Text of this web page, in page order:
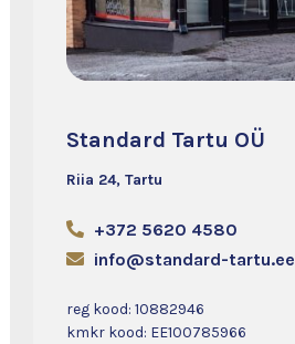
Standard Tartu OÜ
Riia 24, Tartu
+372 5620 4580
info@standard-tartu.ee
reg kood: 10882946
kmkr kood: EE100785966